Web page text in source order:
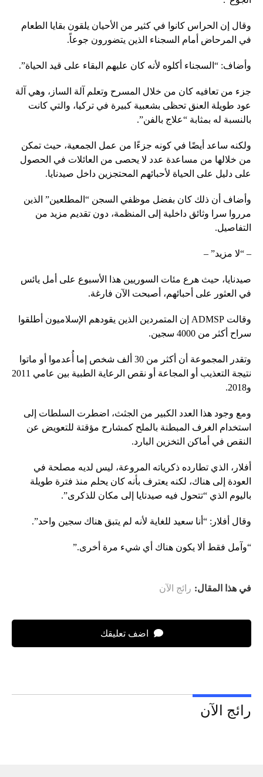
وقال إن الحراس كانوا في كثير من الأحيان يلقون بقايا الطعام
في المرحاض أمام السجناء الذين يتضورون جوعاً.
وأضاف: “السجناء أكلوه لأنه كان عليهم البقاء على قيد الحياة”.
جزء من تعافيه كان من خلال المسرح وتعلم آلة الساز، وهي آلة
عود طويلة العنق تحظى بشعبية كبيرة في تركيا، والتي كانت
بالنسبة له بمثابة “علاج بالفن”.
ولكنه ساعد أيضًا في كونه جزءًا من عمل الجمعية، حيث تمكن
من خلالها من مساعدة عدد لا يحصى من العائلات في الحصول
على دليل على الحياة لأحبائهم المحتجزين داخل صيدنايا.
وأضاف أن ذلك كان بفضل موظفي السجن “المطلعين” الذين
مرروا سرا وثائق داخلية إلى المنظمة، دون تقديم مزيد من
التفاصيل.
– “لا مزيد” –
صيدنايا، حيث هرع مئات السوريين هذا الأسبوع على أمل يائس
في العثور على أحبائهم، أصبحت الآن فارغة.
وقالت ADMSP إن المتمردين الذين يقودهم الإسلاميون أطلقوا
سراح أكثر من 4000 سجين.
وتقدر المجموعة أن أكثر من 30 ألف شخص إما أُعدموا أو ماتوا
نتيجة التعذيب أو المجاعة أو نقص الرعاية الطبية بين عامي 2011
و2018.
ومع وجود هذا العدد الكبير من الجثث، اضطرت السلطات إلى
استخدام الغرف المبطنة بالملح كمشارح مؤقتة للتعويض عن
النقص في أماكن التخزين البارد.
أفلار، الذي تطارده ذكرياته المروعة، ليس لديه مصلحة في
العودة إلى هناك، لكنه يعترف بأنه كان يحلم منذ فترة طويلة
باليوم الذي “تتحول فيه صيدنايا إلى مكان للذكرى”.
وقال أفلار: “أنا سعيد للغاية لأنه لم يتبق هناك سجين واحد”.
“وآمل فقط ألا يكون هناك أي شيء مرة أخرى.”
في هذا المقال: رائج الآن
اضف تعليقك
رائج الآن